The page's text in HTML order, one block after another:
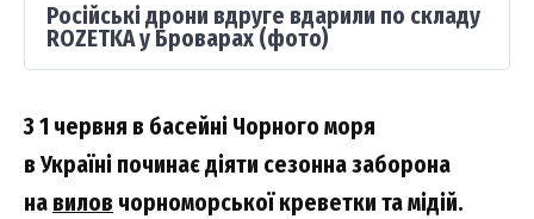
Російські дрони вдруге вдарили по складу
ROZETKA у Броварах (фото)
З 1 червня в басейні Чорного моря
в Україні починає діяти сезонна заборона
на вилов чорноморської креветки та мідій.